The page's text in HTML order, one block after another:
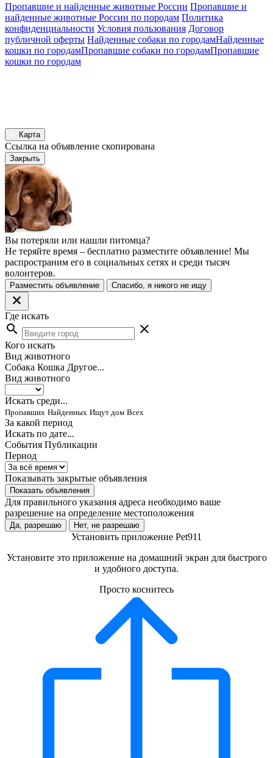
Пропавшие и найденные животные России Пропавшие и
найденные животные России по породам Политика
конфиденциальности Условия пользования Договор
публичной оферты Найденные собаки по городамНайденные
кошки по городамПропавшие собаки по городамПропавшие
кошки по городам
Карта
Ссылка на объявление скопирована
Закрыть
Вы потеряли или нашли питомца?
Не теряйте время – бесплатно разместите объявление! Мы
распространим его в социальных сетях и среди тысяч
волонтеров.
Разместить объявление Спасибо, я никого не ищу
Где искать
search close
Кого искать
Вид животного
Собака Кошка Другое...
Вид животного
Искать среди...
Пропавших Найденных Ищут дом Всех
За какой период
Искать по дате...
События Публикации
Период
Показывать закрытые объявления
Показать объявления
Для правильного указания адреса необходимо ваше
разрешение на определение местоположения
Да, разрешаю Нет, не разрешаю
Установить приложение Pet911
Установите это приложение на домашний экран для быстрого
и удобного доступа.
Просто коснитесь